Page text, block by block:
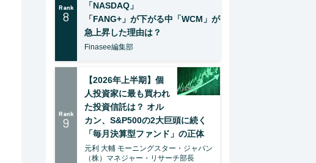
Rank
8
「NASDAQ」
「FANG+」が下がる中「WCM」が
急上昇した理由は？
Finasee編集部
Rank
9
【2026年上半期】個
人投資家に最も買われ
た投資信託は？ オル
カン、S&P500の2大巨頭に続く
「毎月決算型ファンド」の正体
元利 大輔 モーニングスター・ジャパン
（株）マネジャー・リサーチ部長